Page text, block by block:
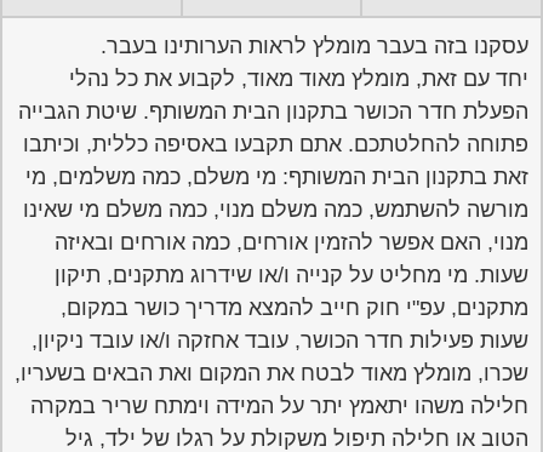
עסקנו בזה בעבר מומלץ לראות הערותינו בעבר.
יחד עם זאת, מומלץ מאוד מאוד, לקבוע את כל נהלי
הפעלת חדר הכושר בתקנון הבית המשותף. שיטת הגבייה
פתוחה להחלטתכם. אתם תקבעו באסיפה כללית, וכיתבו
זאת בתקנון הבית המשותף: מי משלם, כמה משלמים, מי
מורשה להשתמש, כמה משלם מנוי, כמה משלם מי שאינו
מנוי, האם אפשר להזמין אורחים, כמה אורחים ובאיזה
שעות. מי מחליט על קנייה ו/או שידרוג מתקנים, תיקון
מתקנים, עפ"י חוק חייב להמצא מדריך כושר במקום,
שעות פעילות חדר הכושר, עובד אחזקה ו/או עובד ניקיון,
שכרו, מומלץ מאוד לבטח את המקום ואת הבאים בשעריו,
חלילה משהו יתאמץ יתר על המידה וימתח שריר במקרה
הטוב או חלילה תיפול משקולת על רגלו של ילד, גיל